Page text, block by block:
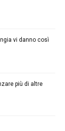
vi danno così
più di altre